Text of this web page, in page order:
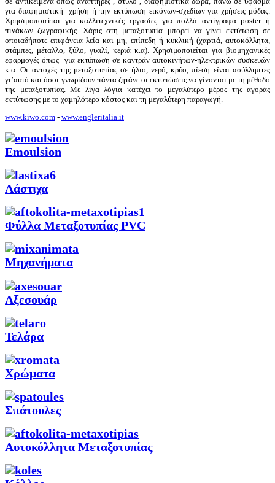
για διαφημιστική χρήση ή την εκτύπωση εικόνων-σχεδίων για χρήσεις μόδας.
Χρησιμοποιείται για καλλιτεχνικές εργασίες για πολλά αντίγραφα poster ή
πινάκων ζωγραφικής. Χάρις στη μεταξοτυπία μπορεί να γίνει εκτύπωση σε
οποιαδήποτε επιφάνεια λεία και μη, επίπεδη ή κυκλική (χαρτιά, αυτοκόλλητα,
στάμπες, μέταλλο, ξύλο, γυαλί, κεριά κ.α). Χρησιμοποιείται για βιομηχανικές
εφαρμογές όπως για εκτύπωση σε καντράν αυτοκινήτων-ηλεκτρικών συσκευών
κ.α. Οι αντοχές της μεταξοτυπίας σε ήλιο, νερό, κρύο, πίεση είναι ασύλληπτες
γι’αυτό και όσοι γνωρίζουν πάντα ζητάνε οι εκτυπώσεις να γίνονται με τη μέθοδο
της μεταξοτυπίας. Με λίγα λόγια κατέχει το μεγαλύτερο μέρος της αγοράς
εκτύπωσης με το χαμηλότερο κόστος και τη μεγαλύτερη παραγωγή.
www.kiwo.com - www.engleritalia.it
Emoulsion
Λάστιχα
Φύλλα Μεταξοτυπίας PVC
Μηχανήματα
Αξεσουάρ
Τελάρα
Χρώματα
Σπάτουλες
Αυτοκόλλητα Μεταξοτυπίας